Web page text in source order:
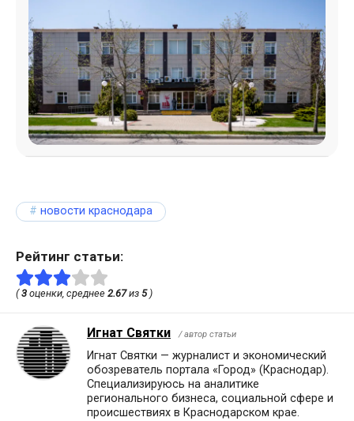
новости краснодара
Рейтинг статьи:
(3 оценки, среднее 2.67из 5)
Игнат Святки / автор статьи
Игнат Святки — журналист и экономический
обозреватель портала «Город» (Краснодар).
Специализируюсь на аналитике
регионального бизнеса, социальной сфере и
происшествиях в Краснодарском крае.